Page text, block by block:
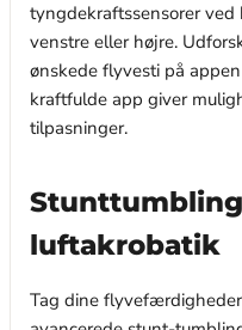
tyngdekraftssensorer
venstre eller højre.
ønskede flyvesti på
kraftfulde app giver
tilpasninger.
luftakrobatik
Tag dine